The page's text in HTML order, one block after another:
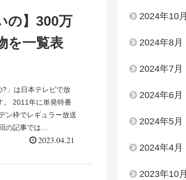
の】300万
を一覧表
?」は日本テレビで放
。 2011年に単発特番
ン枠でレギュラー放送
の記事では...
2023.04.21
2024年10月
2024年8月
2024年7月
2024年6月
2024年5月
2024年4月
2023年10月